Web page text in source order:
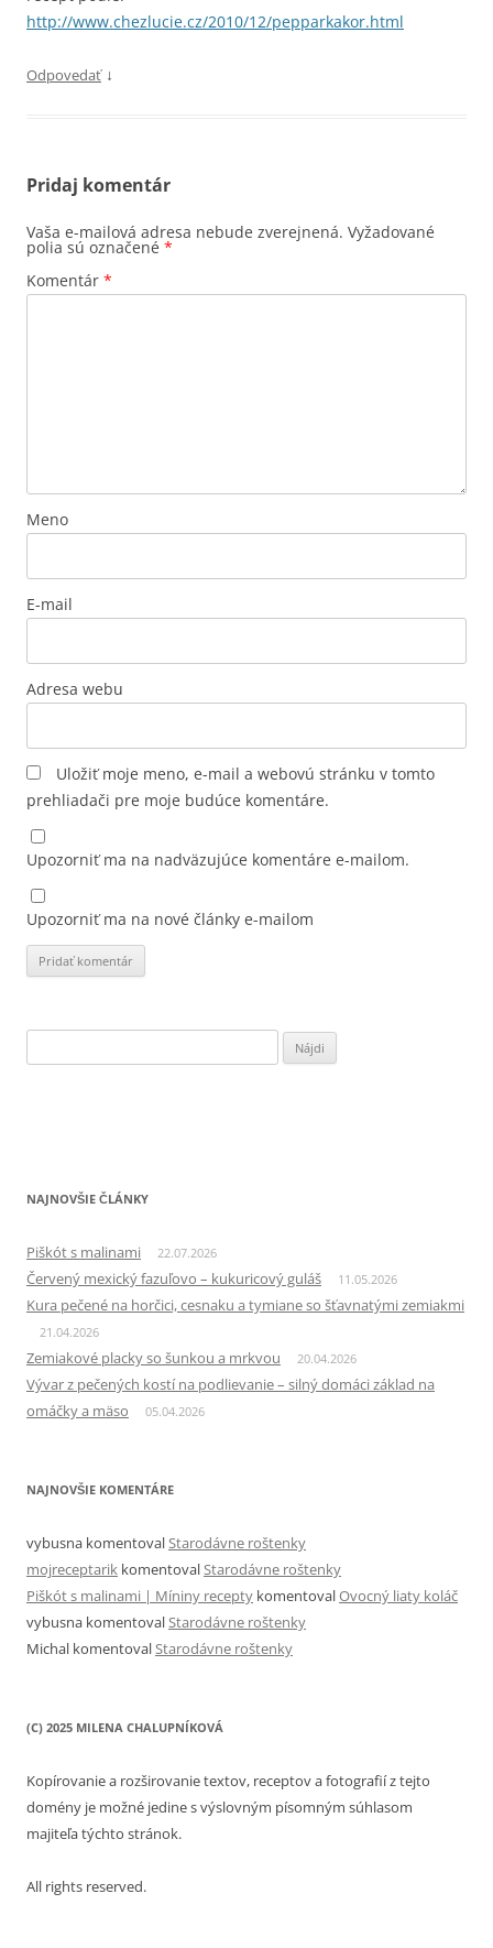
http://www.chezlucie.cz/2010/12/pepparkakor.html
Odpovedať ↓
Pridaj komentár
Vaša e-mailová adresa nebude zverejnená. Vyžadované
polia sú označené *
Komentár *
Meno
E-mail
Adresa webu
Uložiť moje meno, e-mail a webovú stránku v tomto
prehliadači pre moje budúce komentáre.
Upozorniť ma na nadväzujúce komentáre e-mailom.
Upozorniť ma na nové články e-mailom
NAJNOVŠIE ČLÁNKY
Piškót s malinami 22.07.2026
Červený mexický fazuľovo – kukuricový guláš 11.05.2026
Kura pečené na horčici, cesnaku a tymiane so šťavnatými zemiakmi
21.04.2026
Zemiakové placky so šunkou a mrkvou 20.04.2026
Vývar z pečených kostí na podlievanie – silný domáci základ na
omáčky a mäso
05.04.2026
NAJNOVŠIE KOMENTÁRE
vybusna komentovalStarodávne roštenky
mojreceptarik komentovalStarodávne roštenky
Piškót s malinami | Míniny recepty komentovalOvocný liaty koláč
vybusna komentovalStarodávne roštenky
Michal komentovalStarodávne roštenky
(C) 2025 MILENA CHALUPNÍKOVÁ
Kopírovanie a rozširovanie textov, receptov a fotografií z tejto
domény je možné jedine s výslovným písomným súhlasom
majiteľa týchto stránok.
All rights reserved.